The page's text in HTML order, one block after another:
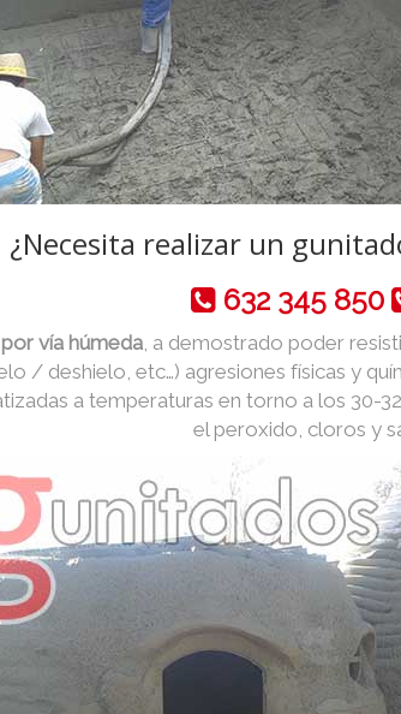
¿Necesita realizar un
632 345 850
vía húmeda, a demostrado poder
/ deshielo, etc…) agresiones físicas y
a temperaturas en torno a los
el peroxido, cloros y